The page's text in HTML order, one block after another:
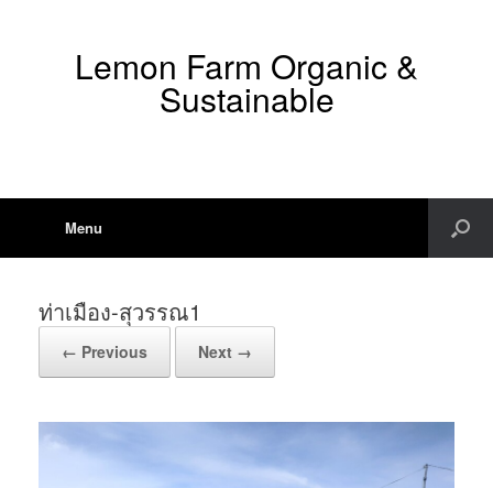
Lemon Farm Organic &
Sustainable
Menu
ท่าเมือง-สุวรรณ1
← Previous Next →